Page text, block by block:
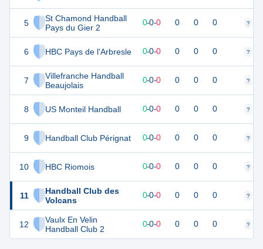
5
St Chamond Handball
Pays du Gier 2
6 HBC Pays de l'Arbresle
7
Villefranche Handball
Beaujolais
8 US Monteil Handball
9 Handball Club Pérignat
10 HBC Riomois
11
Handball Club des
Volcans
12
Vaulx En Velin
Handball Club 2
0 0 0-0-0 0 0 0 ?
0 0 0-0-0 0 0 0 ?
0 0-0-0 0 0 0 ?
0 0-0-0 0 0 0 ?
0 0 0-0-0 0 0 0 ?
0-0-0 0 0 0 ?
0 0-0-0 0 0 0 ?
0-0-0 0 0 0 ?